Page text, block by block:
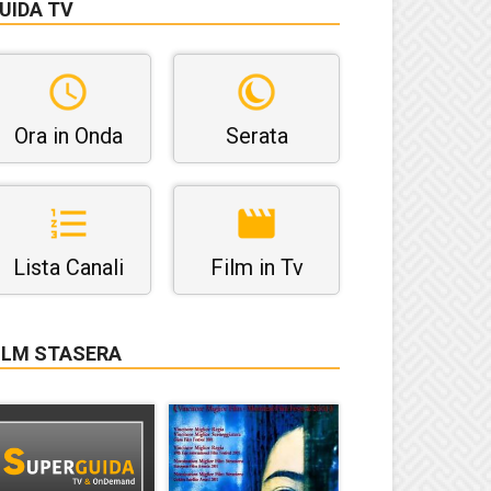
TV
Ora in Onda Serata
Lista Canali Film in Tv
STASERA